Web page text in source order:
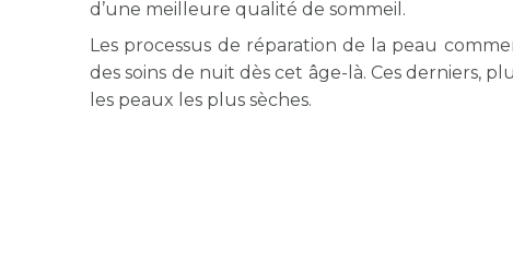
d’une meilleure qualité de sommeil.
Les processus de réparation de la peau
des soins de nuit dès cet âge-là. Ces derniers,
les peaux les plus sèches.